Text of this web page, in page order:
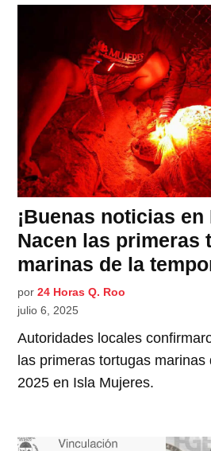
¡Buenas noticias
Nacen las primeras
marinas de la
por 24 Horas Q. Roo
julio 6, 2025
Autoridades locales
las primeras tortugas marinas
2025 en Isla Mujeres.